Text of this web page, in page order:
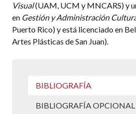
Visual(UAM, UCM y MNCARS) y
en Gestión y Administración
Puerto Rico) y está licenciado en
Artes Plásticas de San Juan).
BIBLIOGRAFÍA
BIBLIOGRAFÍA OPCIONAL